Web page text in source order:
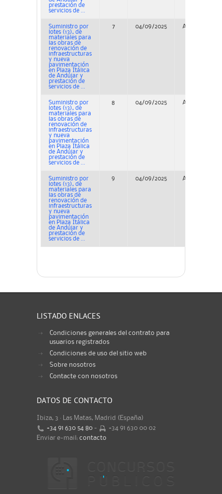
prestación de
servicios de ...
Suministro por
lotes (13), de
materiales para
las obras de
renovación de
infraestructuras
y nueva
pavimentación
en Plaza Itálica
de Andújar y
prestación de
servicios de ...
7 04/09/2025 Adjudicación
Suministro por
lotes (13), de
materiales para
las obras de
renovación de
infraestructuras
y nueva
pavimentación
en Plaza Itálica
de Andújar y
prestación de
servicios de ...
8 04/09/2025 Adjudicación
Suministro por
lotes (13), de
materiales para
las obras de
renovación de
infraestructuras
y nueva
pavimentación
en Plaza Itálica
de Andújar y
prestación de
servicios de ...
9 04/09/2025 Adjudicación
LISTADO ENLACES
Condiciones generales del contrato para
usuarios registrados
Condiciones de uso del sitio web
Sobre nosotros
Contacte con nosotros
DATOS DE CONTACTO
Ibiza, 3 · Las Matas, Madrid (España)
+34 91 630 54 80 -
+34 91 630 00 02
Enviar e-mail: contacto